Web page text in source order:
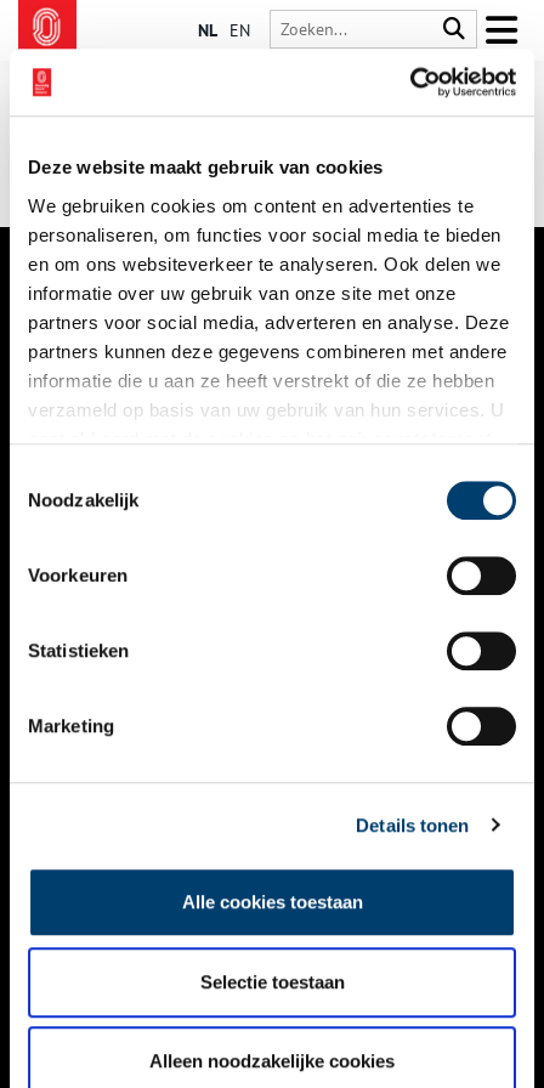
Deze website maakt gebruik van cookies
We gebruiken cookies om content en advertenties te
personaliseren, om functies voor social media te bieden
en om ons websiteverkeer te analyseren. Ook delen we
informatie over uw gebruik van onze site met onze
partners voor social media, adverteren en analyse. Deze
partners kunnen deze gegevens combineren met andere
informatie die u aan ze heeft verstrekt of die ze hebben
verzameld op basis van uw gebruik van hun services. U
Noodzakelijk
Voorkeuren
Statistieken
Marketing
Details tonen
Alle cookies toestaan
Selectie toestaan
Alleen noodzakelijke cookies
NL EN
VERHALEN
NIEUWS
KALENDER
ACTIVITEITEN
NIEUWSBRIEF
DISCLAIMER
TOEGANKELIJKHEID
Volg ONH op social media